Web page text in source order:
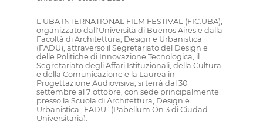
L'UBA INTERNATIONAL FILM FESTIVAL (FIC.UBA),
organizzato dall'Università di Buenos Aires e dalla
Facoltà di Architettura, Design e Urbanistica
(FADU), attraverso il Segretariato del Design e
delle Politiche di Innovazione Tecnologica, il
Segretariato degli Affari Istituzionali, della Cultura
e della Comunicazione e la Laurea in
Progettazione Audiovisiva, si terrà dal 30
settembre al 7 ottobre, con sede principalmente
presso la Scuola di Architettura, Design e
Urbanistica -FADU- (Pabellum Ón 3 di Ciudad
Universitaria).